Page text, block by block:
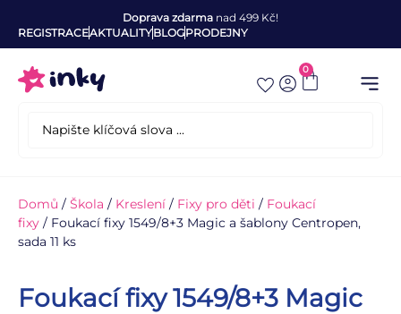
Doprava zdarma nad 499 Kč!
REGISTRACEAKTUALITYBLOGPRODEJNY
0
Domů / Škola / Kreslení / Fixy pro děti / Foukací
fixy / Foukací fixy 1549/8+3 Magic a šablony Centropen,
sada 11 ks
Foukací fixy 1549/8+3 Magic